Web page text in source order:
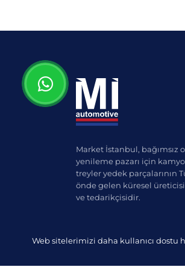
Market İstanbul, bağımsız
yenileme pazarı için
treyler yedek parçalarının
önde gelen küresel
ve tedarikçisidir.
Web sitelerimizi daha kullanıcı